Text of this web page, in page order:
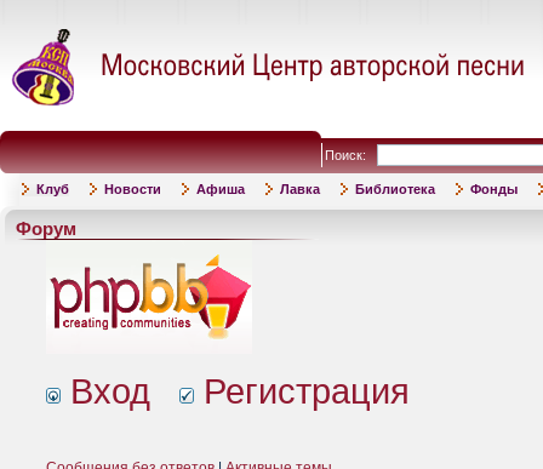
Поиск:
Клуб Новости Афиша Лавка Библиотека Фонды
Форум
Вход Регистрация